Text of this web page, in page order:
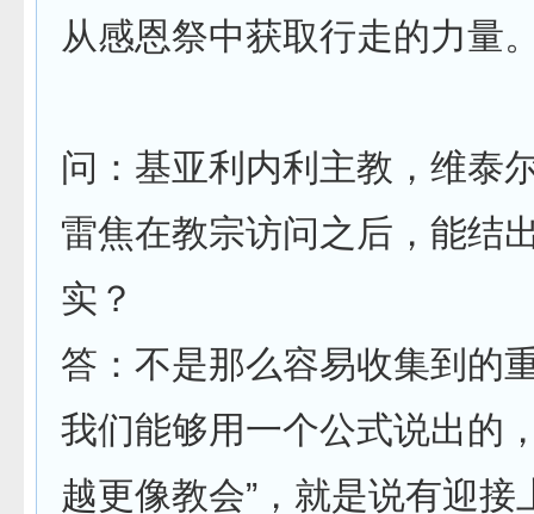
从感恩祭中获取行走的力量
问：基亚利内利主教，维泰
雷焦在教宗访问之后，能结
实？
答：不是那么容易收集到的
我们能够用一个公式说出的
越更像教会”，就是说有迎接